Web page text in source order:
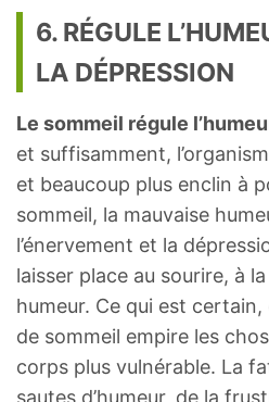
6. RÉGULE
LA DÉPRESSION
Le sommeil régule
et suffisamment,
et beaucoup plus enclin à
sommeil, la mauvaise
l’énervement et la
laisser place au sourire, à
humeur. Ce qui est certain,
de sommeil empire les
corps plus vulnérable. La
sautes d’humeur, de la